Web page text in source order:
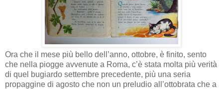
Ora che il mese più bello dell’anno, ottobre, è finito, sento
che nella piogge avvenute a Roma, c’è stata molta più verità
di quel bugiardo settembre precedente, più una seria
propaggine di agosto che non un preludio all’ottobrata che a